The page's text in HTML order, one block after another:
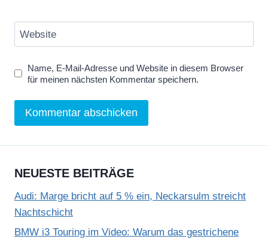
Website
Name, E-Mail-Adresse und Website in diesem Browser
für meinen nächsten Kommentar speichern.
NEUESTE BEITRÄGE
Audi: Marge bricht auf 5 % ein, Neckarsulm streicht
Nachtschicht
BMW i3 Touring im Video: Warum das gestrichene